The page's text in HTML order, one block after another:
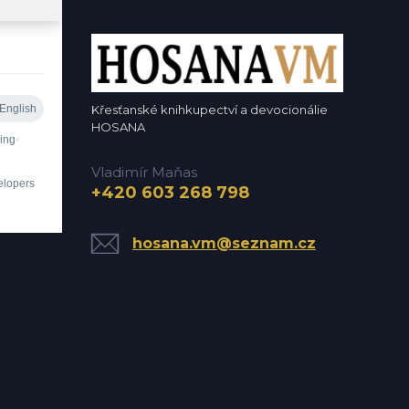
Křesťanské knihkupectví a devocionálie
HOSANA
Vladimír Maňas
+420 603 268 798
hosana.vm@seznam.cz